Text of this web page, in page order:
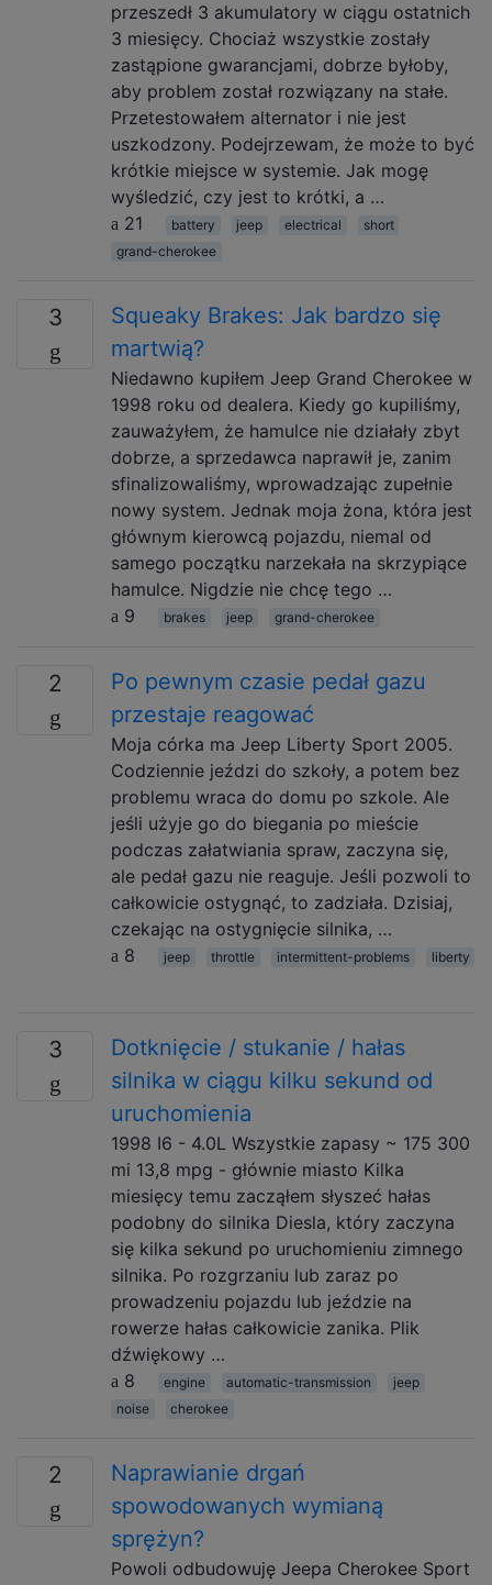
przeszedł 3 akumulatory w ciągu ostatnich
3 miesięcy. Chociaż wszystkie zostały
zastąpione gwarancjami, dobrze byłoby,
aby problem został rozwiązany na stałe.
Przetestowałem alternator i nie jest
uszkodzony. Podejrzewam, że może to być
krótkie miejsce w systemie. Jak mogę
wyśledzić, czy jest to krótki, a …
21
battery jeep electrical
short
grand-cherokee
3
Squeaky Brakes: Jak bardzo się
martwią?
Niedawno kupiłem Jeep Grand Cherokee w
1998 roku od dealera. Kiedy go kupiliśmy,
zauważyłem, że hamulce nie działały zbyt
dobrze, a sprzedawca naprawił je, zanim
sfinalizowaliśmy, wprowadzając zupełnie
nowy system. Jednak moja żona, która jest
głównym kierowcą pojazdu, niemal od
samego początku narzekała na skrzypiące
hamulce. Nigdzie nie chcę tego …
9
brakes jeep grand-cherokee
2
Po pewnym czasie pedał gazu
przestaje reagować
Moja córka ma Jeep Liberty Sport 2005.
Codziennie jeździ do szkoły, a potem bez
problemu wraca do domu po szkole. Ale
jeśli użyje go do biegania po mieście
podczas załatwiania spraw, zaczyna się,
ale pedał gazu nie reaguje. Jeśli pozwoli to
całkowicie ostygnąć, to zadziała. Dzisiaj,
czekając na ostygnięcie silnika, …
8
jeep throttle intermittent-problems liberty
3
Dotknięcie / stukanie / hałas
silnika w ciągu kilku sekund od
uruchomienia
1998 I6 - 4.0L Wszystkie zapasy ~ 175 300
mi 13,8 mpg - głównie miasto Kilka
miesięcy temu zacząłem słyszeć hałas
podobny do silnika Diesla, który zaczyna
się kilka sekund po uruchomieniu zimnego
silnika. Po rozgrzaniu lub zaraz po
prowadzeniu pojazdu lub jeździe na
rowerze hałas całkowicie zanika. Plik
dźwiękowy …
8
engine automatic-transmission
jeep
noise
cherokee
2
Naprawianie drgań
spowodowanych wymianą
sprężyn?
Powoli odbudowuję Jeepa Cherokee Sport